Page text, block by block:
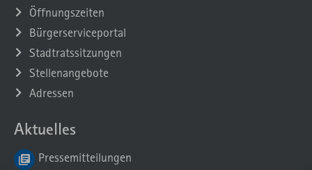
Öffnungszeiten
Bürgerserviceportal
Stadtratssitzungen
Stellenangebote
Adressen
Aktuelles
Pressemitteilungen